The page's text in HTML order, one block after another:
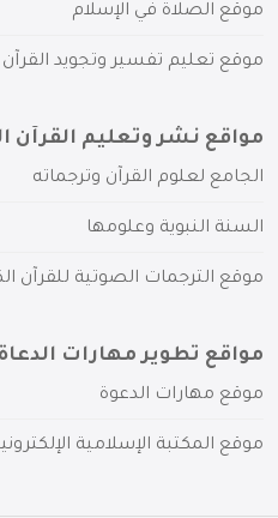
موقع الصلاة في الإسلام
موقع تعليم تفسير وتجويد القرآن
مواقع نشر وتعليم القرآن
الجامع لعلوم القرآن وترجماته
السنة النبوية وعلومها
موقع الترجمات الصوتية للقرآن
مواقع تطوير مهارات الدعاة
موقع مهارات الدعوة
موقع المكتبة الإسلامية